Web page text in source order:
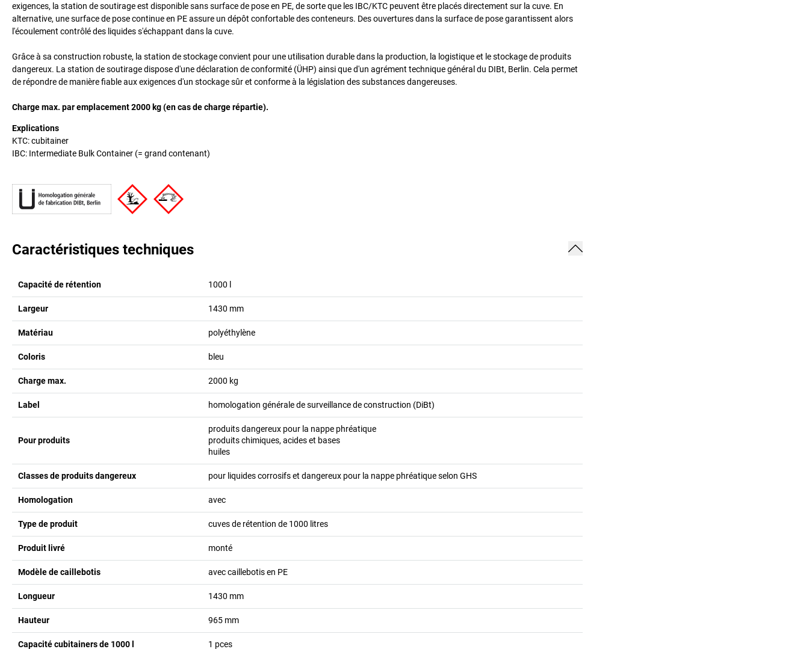
exigences, la station de soutirage est disponible sans surface de pose en PE, de sorte que les IBC/KTC peuvent être placés directement sur la cuve. En
alternative, une surface de pose continue en PE assure un dépôt confortable des conteneurs. Des ouvertures dans la surface de pose garantissent alors
l'écoulement contrôlé des liquides s'échappant dans la cuve.
Grâce à sa construction robuste, la station de stockage convient pour une utilisation durable dans la production, la logistique et le stockage de produits
dangereux. La station de soutirage dispose d'une déclaration de conformité (ÜHP) ainsi que d'un agrément technique général du DIBt, Berlin. Cela permet
de répondre de manière fiable aux exigences d'un stockage sûr et conforme à la législation des substances dangereuses.
Charge max. par emplacement 2000 kg (en cas de charge répartie).
Explications
KTC: cubitainer
IBC: Intermediate Bulk Container (= grand contenant)
Caractéristiques techniques
Capacité de rétention 1000
Largeur 1430 mm
Matériau polyéthylène
Coloris bleu
Charge max. 2000 kg
Label homologation générale de surveillance de construction (DiBt)
Pour produits
produits dangereux pour la nappe phréatique
produits chimiques, acides et bases
huiles
Classes de produits dangereux pour liquides corrosifs et dangereux pour la nappe phréatique selon GHS
Homologation avec
Type de produit cuves de rétention de 1000 litres
Produit livré monté
Modèle de caillebotis avec caillebotis en PE
Longueur 1430 mm
Hauteur 965 mm
Capacité cubitainers de 1000 l 1 pces